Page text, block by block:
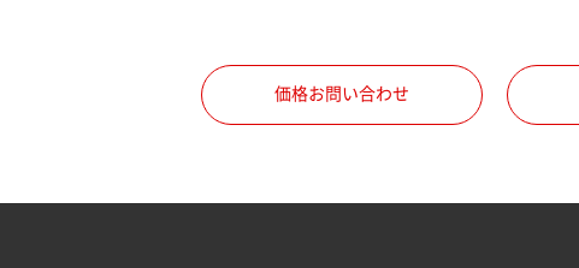
所属部署
価格お問い合わせ